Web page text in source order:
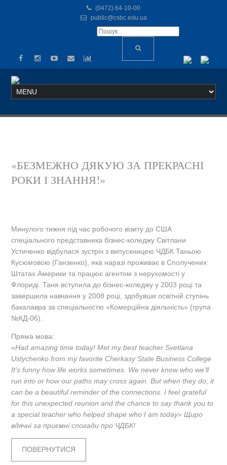
(0472) 64-10-00
public@csbc.edu.ua
«БЕЗМЕЖНО ДЯКУЮ ЗА ПРЕКРАСНІ
РОКИ І ЗНАННЯ!»
Минулого тижня під час робочого візиту до США
спеціального представника бізнес-коледжу Світлани
Устиченко відбулася зустріч з випускницею ЧДБК Таньою
Кусюмовою (Ганзенко), яка наразі проживає в Сполучених
Штатах Америки та працює агентом з нерухомості у
Флориді. Таня вступила до бізнес-коледжу у 2003 році та
завершила навчання у 2008 році, здобувши освітній ступінь
бакалавра за спеціальністю «Комерційна діяльність» (група
№КД-06).
Пряма мова:
«Had amazing time today! Met my best teacher Svetlana
Ustychenko from my favorite Cherkasy State Business College
It's funny how life works sometimes. We never know who we'll
run into or how our paths may cross again. But when they do, it
can be a beautiful reminder of the connections. I feel grateful
for this unexpected reunion and the chance to say thank you to
a special teacher who helped shape who I am today» Щиро
вдячні за приємні спогади про ЧДБК!
ПОВЕРНУТИСЯ